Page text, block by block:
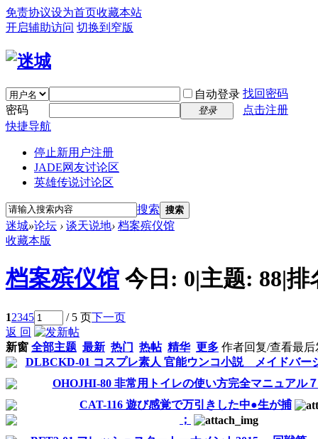
免责协议设为首页收藏本站
开启辅助访问 切换到窄版
自动登录 找回密码
密码
登录
点击注册
快捷导航
停止新用户注册
JADE网友讨论区
英雄传说讨论区
搜索 搜索
迷城»论坛 › 谈天说地› 档案殡仪馆
收藏本版
档案殡仪馆 今日: 0|主题: 88|排
12345 / 5 页下一页
返 回
新窗 全部主题 最新 热门 热帖 精华 更多 作者回复/查看最后
DLBCKD-01 コスプレ素人 官能ウンコ小説 メイドバー
OHOJHI-80 非常用トイレの使い方完全マニュアル７
CAT-116 遊び感覚で万引きした中●生が捕
；